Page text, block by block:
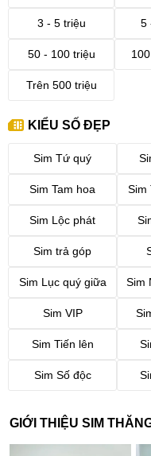
3 - 5 triệu 5
50 - 100 triệu
Trên 500 triệu
KIỂU SỐ ĐẸP
Sim Tứ quý
Sim Tam hoa Sim
Sim Lộc phát
Sim trả góp
Sim Lục quý giữa Sim
Sim VIP
Sim Tiến lên
Sim Số độc
GIỚI THIỆU SIM